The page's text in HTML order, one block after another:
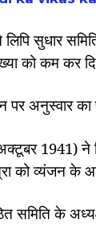
लिपि सुधार
को कम कर
पर अनुस्वार
1941)ने
को व्यंजन के
समिति के